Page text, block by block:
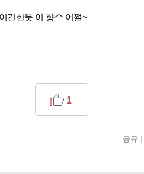
긴한듯 이 향수 어쩔~
1
공유